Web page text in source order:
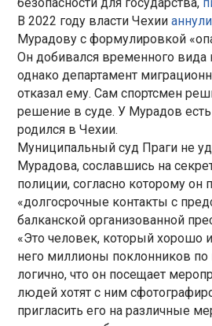
В 2022 году власти Чехии
Мурадову с формулировкой
Он добивался временного вида
однако департамент
отказал ему. Сам спортсмен
решение в суде. У Мурадов
родился в Чехии.
Муниципальный суд Праги не
Мурадова, сославшись на
полиции, согласно которому он
«долгосрочные контакты с
балканской организованной
«Это человек, который хорошо
него миллионы поклонников
логично, что он посещает
людей хотят с ним
пригласить его на различные